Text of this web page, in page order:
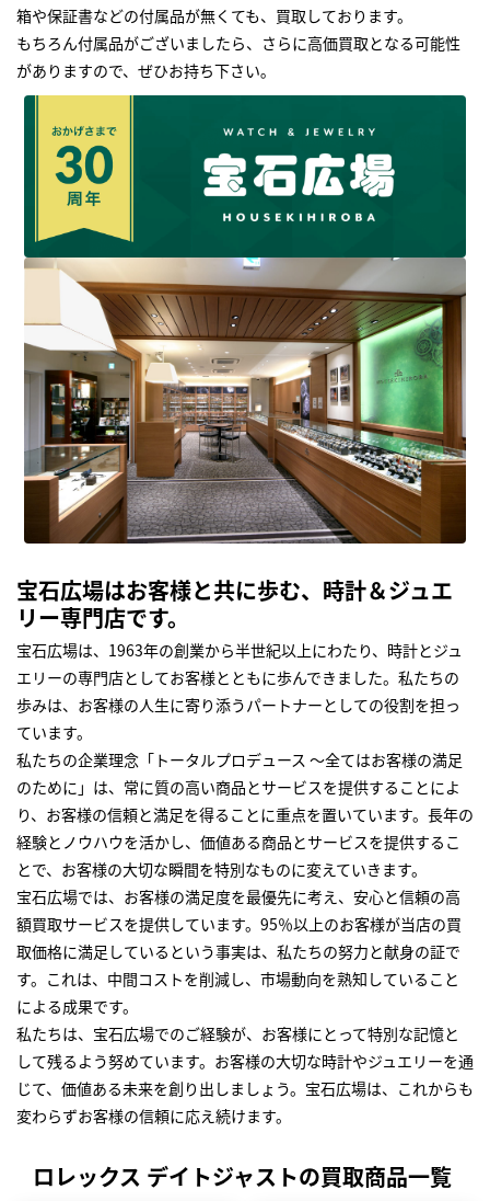
箱や保証書などの付属品が無くても、買取しております。
もちろん付属品がございましたら、さらに高価買取となる可能性
がありますので、ぜひお持ち下さい｡
宝石広場はお客様と共に歩む、時計＆ジュエ
リー専門店です。
宝石広場は、1963年の創業から半世紀以上にわたり、時計とジュ
エリーの専門店としてお客様とともに歩んできました。私たちの
歩みは、お客様の人生に寄り添うパートナーとしての役割を担っ
ています。
私たちの企業理念「トータルプロデュース ～全てはお客様の満足
のために」は、常に質の高い商品とサービスを提供することによ
り、お客様の信頼と満足を得ることに重点を置いています。長年の
経験とノウハウを活かし、価値ある商品とサービスを提供するこ
とで、お客様の大切な瞬間を特別なものに変えていきます。
宝石広場では、お客様の満足度を最優先に考え、安心と信頼の高
額買取サービスを提供しています。95％以上のお客様が当店の買
取価格に満足しているという事実は、私たちの努力と献身の証で
す。これは、中間コストを削減し、市場動向を熟知していること
による成果です。
私たちは、宝石広場でのご経験が、お客様にとって特別な記憶と
して残るよう努めています。お客様の大切な時計やジュエリーを通
じて、価値ある未来を創り出しましょう。宝石広場は、これからも
変わらずお客様の信頼に応え続けます。
ロレックス デイトジャストの買取商品一覧